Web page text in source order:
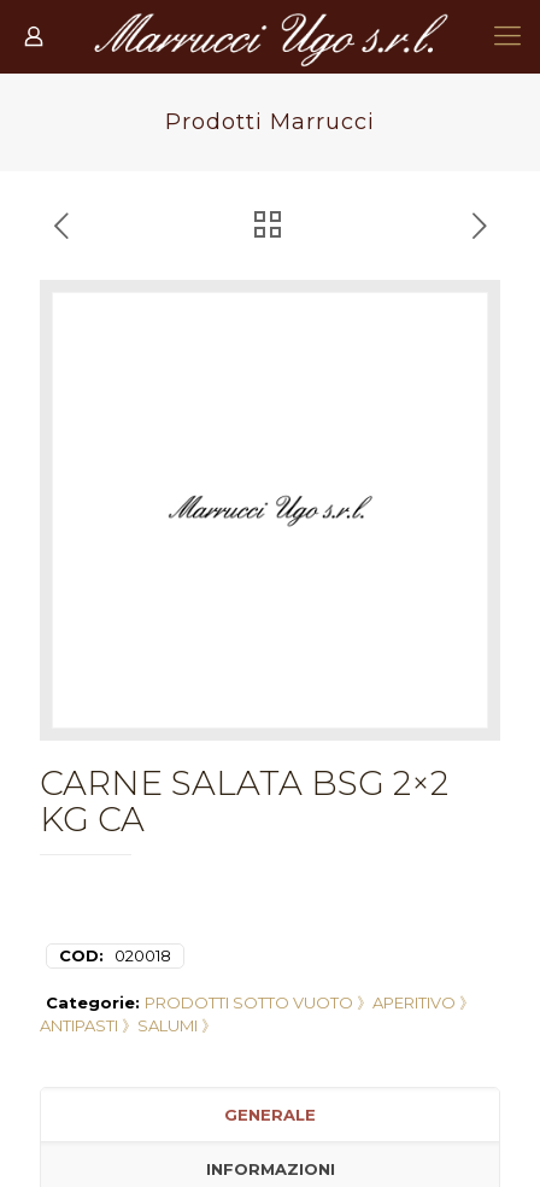
Prodotti Marrucci
CARNE SALATA BSG 2×2
KG CA
COD: 020018
Categorie: PRODOTTI SOTTO VUOTO 》 APERITIVO 》
ANTIPASTI 》 SALUMI 》
GENERALE
INFORMAZIONI